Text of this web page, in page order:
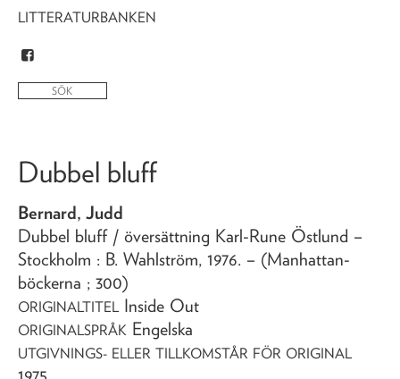
LITTERATURBANKEN
Dubbel bluff
Bernard, Judd
Dubbel bluff / översättning Karl-Rune Östlund –
Stockholm : B. Wahlström, 1976. – (Manhattan-
böckerna ; 300)
ORIGINALTITEL Inside Out
ORIGINALSPRÅK Engelska
UTGIVNINGS- ELLER TILLKOMSTÅR FÖR ORIGINAL